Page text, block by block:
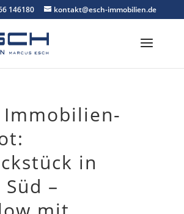
146180 kontakt@esch-immobilien.de
Immobilien-
in
–